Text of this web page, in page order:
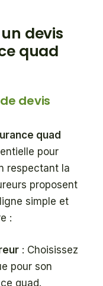
devis
quad
devis
quad
pour
respectant la
proposent
simple et
:
: Choisissez
pour son
quad.